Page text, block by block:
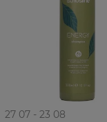
27 07 - 23 08